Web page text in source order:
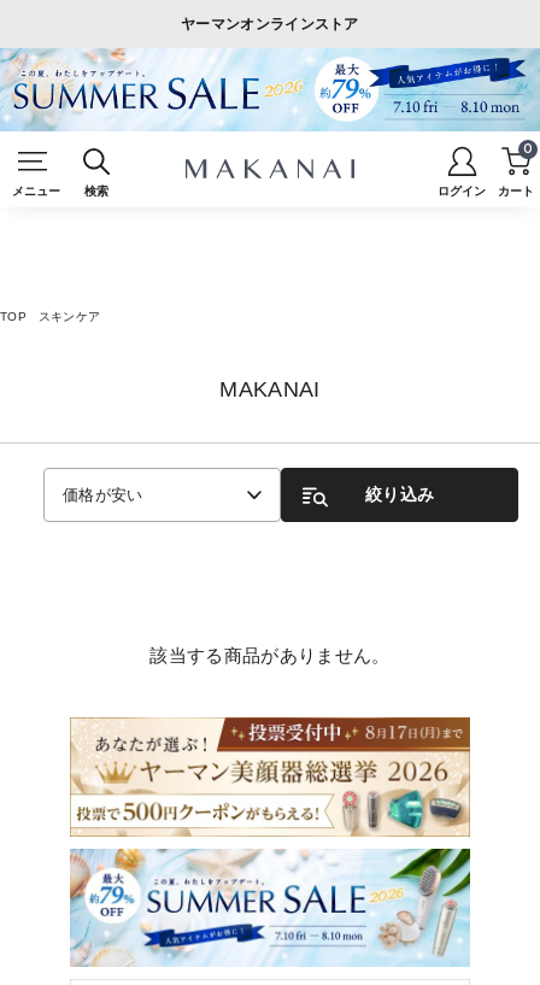
ヤーマンオンラインストア
メニュー 検索 ログイン カート
0
TOP スキンケア
MAKANAI
価格が安い 絞り込み
該当する商品がありません。